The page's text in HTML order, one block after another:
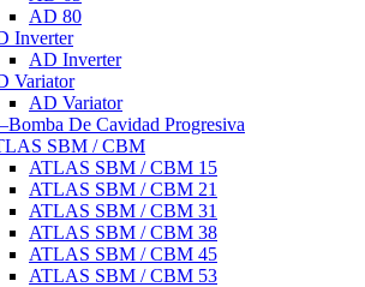
AD 80
Inverter
AD Inverter
Variator
AD Variator
De Cavidad Progresiva
SBM / CBM
ATLAS SBM / CBM 15
ATLAS SBM / CBM 21
ATLAS SBM / CBM 31
ATLAS SBM / CBM 38
ATLAS SBM / CBM 45
ATLAS SBM / CBM 53